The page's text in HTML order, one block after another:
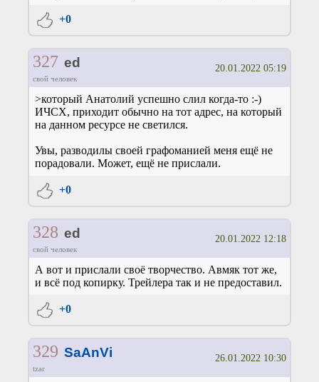
+0
327 ed
свой человек
20.01.2022 05:19
>который Анатолий успешно слил когда-то :-)
ИЧСХ, приходит обычно на тот адрес, на который
на данном ресурсе не светился.
Увы, разводилы своей графоманией меня ещё не
порадовали. Может, ещё не прислали.
+0
328 ed
свой человек
20.01.2022 12:18
А вот и прислали своё творчество. Авмяк тот же,
и всё под копирку. Трейлера так и не предоставил.
+0
329 SaAnVi
tzar
26.01.2022 10:30